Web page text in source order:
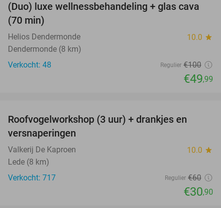
50%
(Duo) luxe wellnessbehandeling + glas cava
(70 min)
Helios Dendermonde 10.0 star
Dendermonde (8 km)
Verkocht: 48
Regulier €100
€49,99
Roofvogelworkshop (3 uur) + drankjes en
versnaperingen
Valkerij De Kaproen 10.0 star
Lede (8 km)
Verkocht: 717
Regulier €60
€30,90